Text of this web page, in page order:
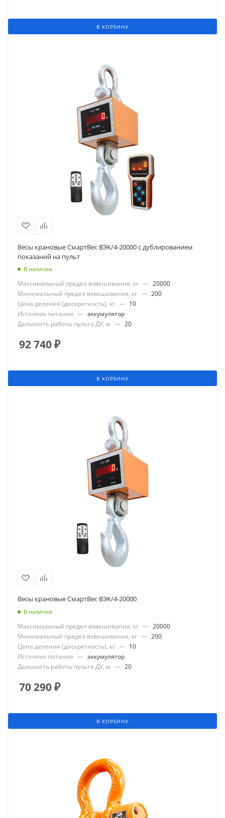
В КОРЗИНУ
Весы крановые СмартВес ВЭК/4-20000 с дублированием
показаний на пульт
В наличии
Максимальный предел взвешивания, кг — 20000
Минимальный предел взвешивания, кг — 200
Цена деления (дискретность), кг — 10
Источник питания — аккумулятор
Дальность работы пульта ДУ, м — 20
92 740₽
В КОРЗИНУ
Весы крановые СмартВес ВЭК/4-20000
В наличии
Максимальный предел взвешивания, кг — 20000
Минимальный предел взвешивания, кг — 200
Цена деления (дискретность), кг — 10
Источник питания — аккумулятор
Дальность работы пульта ДУ, м — 20
70 290₽
В КОРЗИНУ